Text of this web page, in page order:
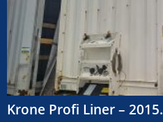
Krone Profi Liner – 2015.